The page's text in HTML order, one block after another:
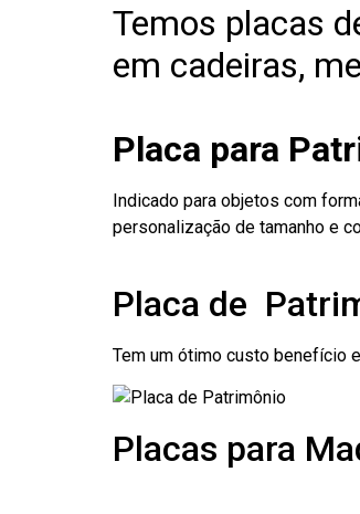
Temos placas
em cadeiras,
Placa para
Indicado para objetos com
personalização de tamanho e
Placa de
Tem um ótimo custo benefício
Placas para